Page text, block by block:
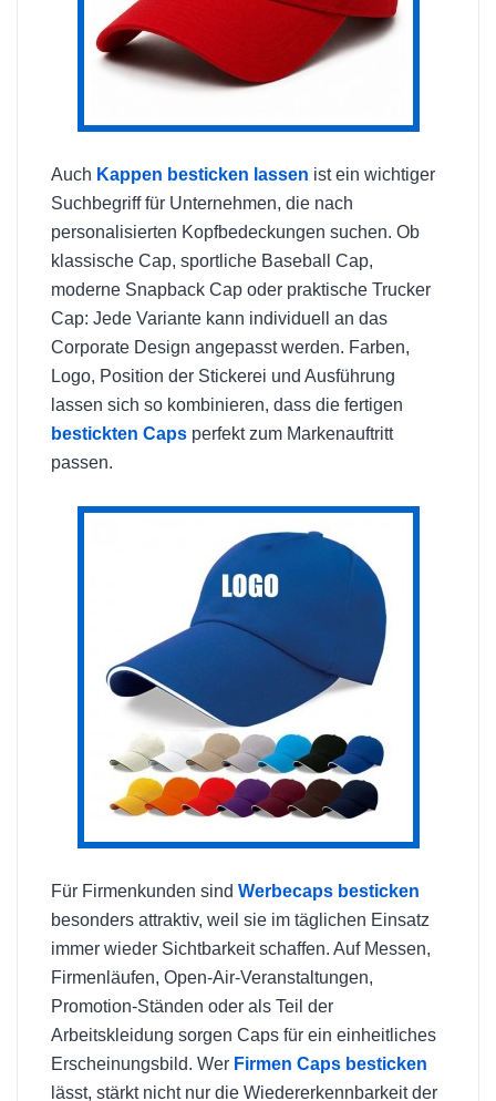
Auch Kappen besticken lassen ist ein wichtiger
Suchbegriff für Unternehmen, die nach
personalisierten Kopfbedeckungen suchen. Ob
klassische Cap, sportliche Baseball Cap,
moderne Snapback Cap oder praktische Trucker
Cap: Jede Variante kann individuell an das
Corporate Design angepasst werden. Farben,
Logo, Position der Stickerei und Ausführung
lassen sich so kombinieren, dass die fertigen
bestickten Caps perfekt zum Markenauftritt
passen.
Für Firmenkunden sind Werbecaps besticken
besonders attraktiv, weil sie im täglichen Einsatz
immer wieder Sichtbarkeit schaffen. Auf Messen,
Firmenläufen, Open-Air-Veranstaltungen,
Promotion-Ständen oder als Teil der
Arbeitskleidung sorgen Caps für ein einheitliches
Erscheinungsbild. Wer Firmen Caps besticken
lässt, stärkt nicht nur die Wiedererkennbarkeit der